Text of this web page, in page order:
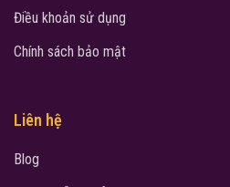
Điều khoản sử dụng
Chính sách bảo mật
Liên hệ
Blog